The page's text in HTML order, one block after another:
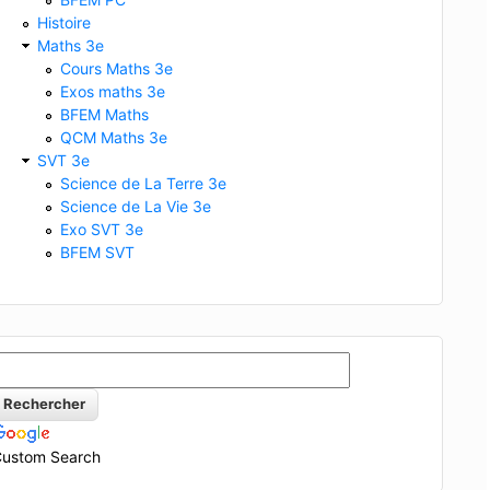
Histoire
Maths 3e
Cours Maths 3e
Exos maths 3e
BFEM Maths
QCM Maths 3e
SVT 3e
Science de La Terre 3e
Science de La Vie 3e
Exo SVT 3e
BFEM SVT
Search